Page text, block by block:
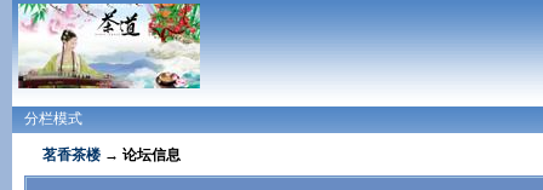
分栏模式
茗香茶楼 → 论坛信息